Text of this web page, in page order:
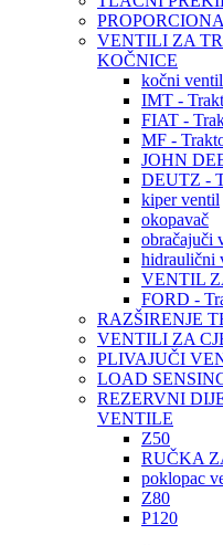
VENTILI ZA
KOČNICE
kočni
IMT -
FIAT -
MF -
JOHN
DEUTZ -
kiper ventil
okopavač
obračajuči
hidraulični
VENTIL
FORD -
RAZŠIRENJE
VENTILI ZA
PLIVAJUČI
LOAD
REZERVNI
VENTILE
Z50
RUČKA
poklopac
Z80
P120